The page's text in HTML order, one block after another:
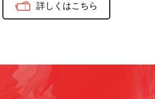
詳しくはこちら